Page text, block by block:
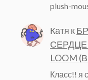
plush-
Катя к
СЕРДЦЕ
LOOM
Класс!! я